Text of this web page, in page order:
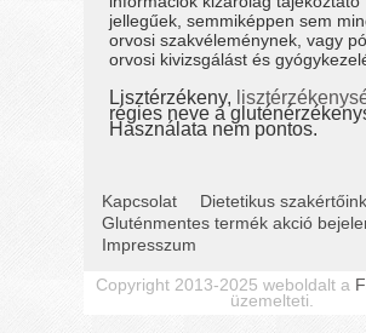
jellegűek, semmiképpen sem
orvosi szakvéleménynek, vagy
orvosi kivizsgálást és
Lisztérzékeny,
régies neve a
Használata nem pontos.
Kapcsolat
Dietetikus szakértőink
Gluténmentes termék akció
Impresszum
Copyright 2013-2025 weboldalt a
üzemelteti.